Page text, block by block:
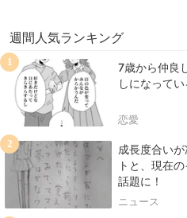
週間人気ランキング
7歳から仲良
しになってい
恋愛
1
成長度合い
トと、現在
話題に！
ニュース
2